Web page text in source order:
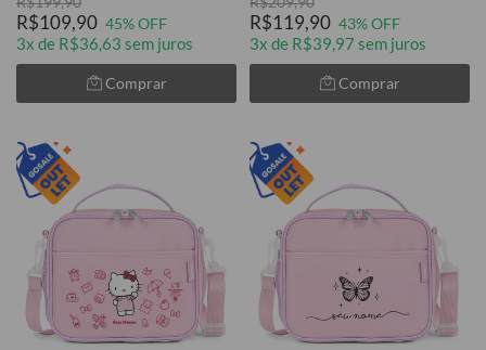
R$109,90 45% OFF
3x de R$36,63 sem juros
Comprar
R$119,90 43% OFF
3x de R$39,97 sem juros
Comprar